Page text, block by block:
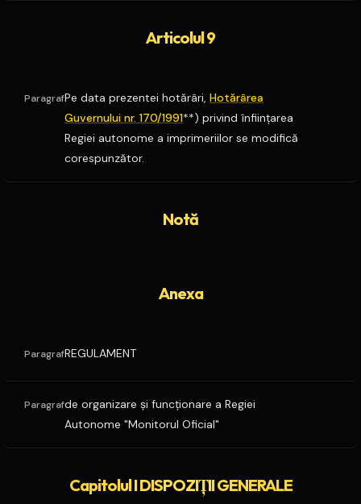
Articolul 9
ParagrafPe data prezentei hotărâri, Hotărârea
Guvernului nr. 170/1991**) privind înfiinţarea
Regiei autonome a imprimeriilor se modifică
corespunzător.
Notă
Anexa
ParagrafREGULAMENT
Paragrafde organizare şi funcţionare a Regiei
Autonome "Monitorul Oficial"
Capitolul I DISPOZIŢII GENERALE